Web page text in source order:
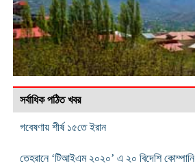
সর্বাধিক পঠিত খবর
গবেষণায় শীর্ষ ১৫তে ইরান
তেহরানে ‘টিআইএম ২০২০’ এ ২০ বিদেশি কোম্পানি